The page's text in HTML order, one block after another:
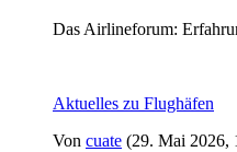
Das Airlineforum:
Aktuelles zu Flughäfen
Von cuate (29. Mai 2026,